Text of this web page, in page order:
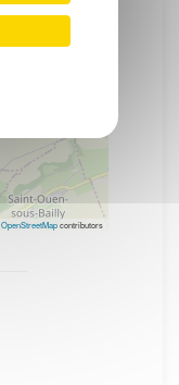
OpenStreetMapcontributors